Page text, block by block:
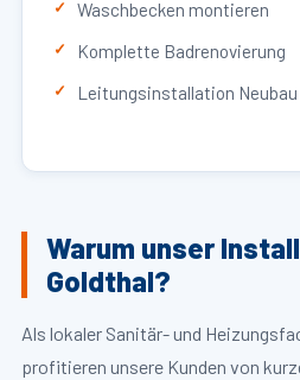
Waschbecken montieren
Komplette Badrenovierung
Leitungsinstallation Neubau
Warum unser
Goldthal?
Als lokaler Sanitär- und
profitieren unsere Kunden von